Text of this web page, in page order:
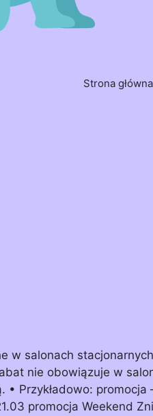
Strona główna
w salonach
nie obowiązuje w
• Przykładowo: promocja
promocja Weekend